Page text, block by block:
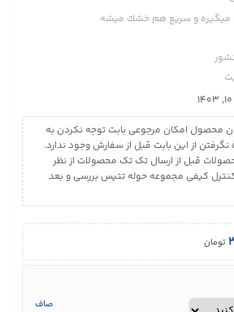
ميگيره و سريع هم خشك ميشه
محصول امکان مرجوعی بابت توجه نکردن به
از این بابت قبل از سفارش وجود ندارد.
قبل از ارسال تک تک محصولات از نظر
کیفی مجموعه حوله تتیس بررسی و بعد
تومان
صاف